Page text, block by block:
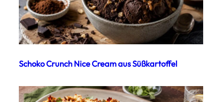
Schoko Crunch Nice Cream aus Süßkartoffel